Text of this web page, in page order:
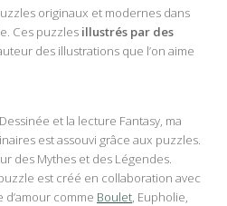
originaux et modernes dans
Ces puzzles illustrés par des
des illustrations que l’on aime
et la lecture Fantasy, ma
est assouvi grâce aux puzzles.
des Mythes et des Légendes.
est créé en collaboration avec
d’amour comme Boulet , Eupholie,